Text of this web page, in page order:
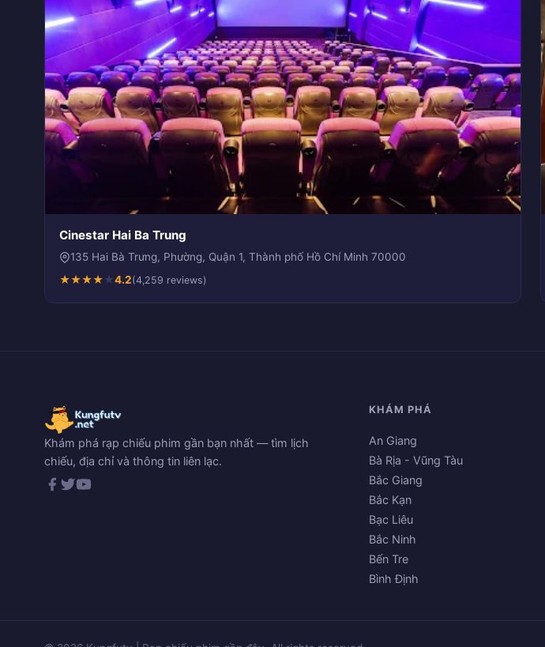
Cinestar Hai Ba Trung
135 Hai Bà Trưng, Phường, Quận 1, Thành phố Hồ Chí Minh 70000
★★★★★4.2(4,259 reviews)
Khám phá rạp chiếu phim gần bạn nhất — tìm lịch
chiếu, địa chỉ và thông tin liên lạc.
KHÁM PHÁ
An Giang
Bà Rịa - Vũng Tàu
Bắc Giang
Bắc Kạn
Bạc Liêu
Bắc Ninh
Bến Tre
Bình Định